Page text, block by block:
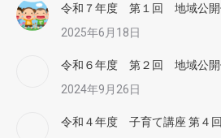
令和７年度 第１回 地域公開
2025年6月18日
令和６年度 第２回 地域公開
2024年9月26日
令和４年度 子育て講座 第４